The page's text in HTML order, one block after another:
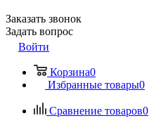
Заказать звонок
Задать вопрос
Войти
Корзина0
Избранные товары0
Сравнение товаров0